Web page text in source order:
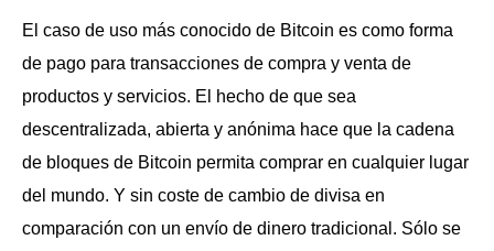
El caso de uso más conocido de Bitcoin es como forma
de pago para transacciones de compra y venta de
productos y servicios. El hecho de que sea
descentralizada, abierta y anónima hace que la cadena
de bloques de Bitcoin permita comprar en cualquier lugar
del mundo. Y sin coste de cambio de divisa en
comparación con un envío de dinero tradicional. Sólo se